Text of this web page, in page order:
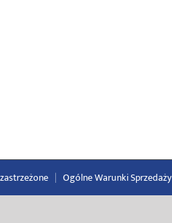
| Ogólne Warunki Sprzedaży